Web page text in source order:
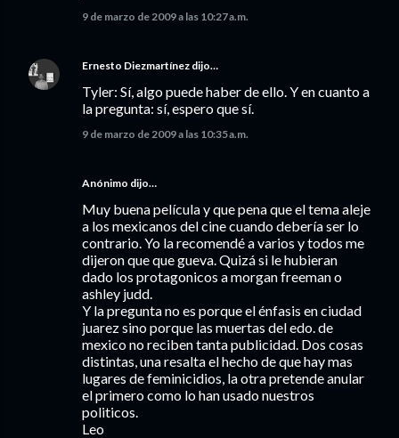
9 de marzo de 2009 a las 10:27 a.m.
Ernesto Diezmartínez dijo…
Tyler: Sí, algo puede haber de ello. Y en cuanto a
la pregunta: sí, espero que sí.
9 de marzo de 2009 a las 10:35 a.m.
Anónimo dijo…
Muy buena película y que pena que el tema aleje
a los mexicanos del cine cuando debería ser lo
contrario. Yo la recomendé a varios y todos me
dijeron que que gueva. Quizá si le hubieran
dado los protagonicos a morgan freeman o
ashley judd.
Y la pregunta no es porque el énfasis en ciudad
juarez sino porque las muertas del edo. de
mexico no reciben tanta publicidad. Dos cosas
distintas, una resalta el hecho de que hay mas
lugares de feminicidios, la otra pretende anular
el primero como lo han usado nuestros
politicos.
Leo